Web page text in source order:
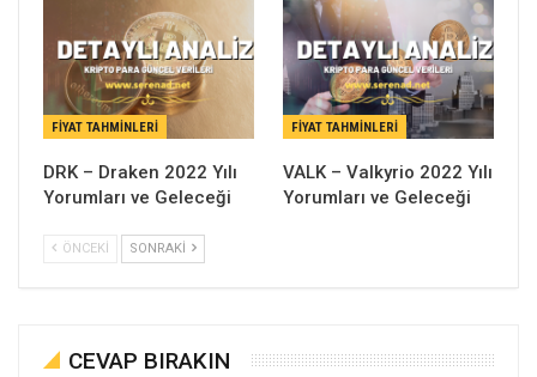
FIYAT TAHMINLERI
DRK – Draken 2022 Yılı
Yorumları ve Geleceği
FIYAT TAHMINLERI
VALK – Valkyrio 2022 Yılı
Yorumları ve Geleceği
ÖNCEKI SONRAKI
CEVAP BIRAKIN